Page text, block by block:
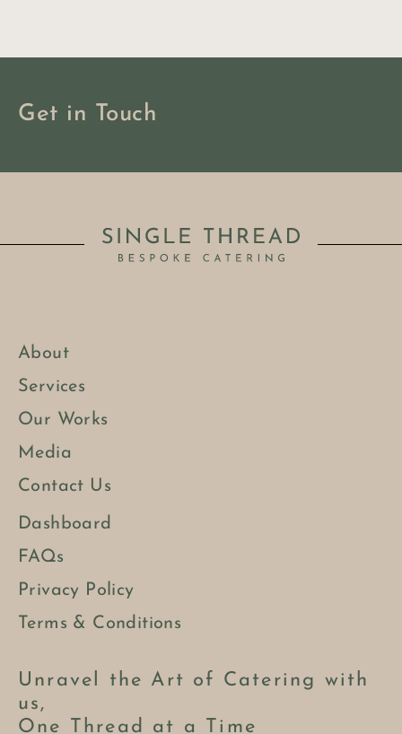
Get in Touch
About
Services
Our Works
Media
Contact Us
Dashboard
FAQs
Privacy Policy
Terms & Conditions
Unravel the Art of Catering with
us,
One Thread at a Time